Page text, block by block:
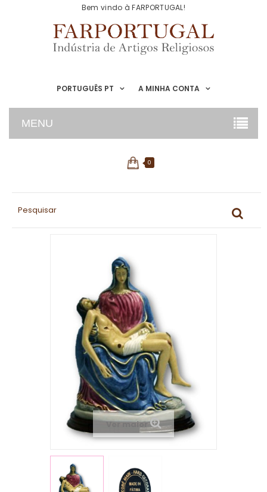
PORTUGUÊS PT
Bem vindo à FARPORTUGAL!
A MINHA CONTA
MENU
0
Ver maior